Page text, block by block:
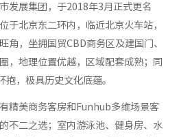
发展集团，于2018年3月正式更名
于北京东二环内，临近北京火车站，
角，坐拥国贸CBD商务区及建国门、
，地理位置优越，区域配套成熟；同
，极具历史文化底蕴。
精美商务客房和Funhub多维场景客
不二之选；室内游泳池、健身房、水